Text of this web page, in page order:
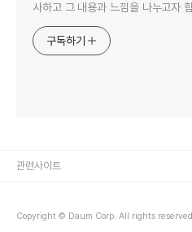
사하고 그 내용과 느낌을 나누고자
구독하기
Copyright © Daum Corp. All rights
관련사이트